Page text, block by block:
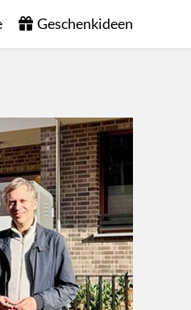
Geschenkideen